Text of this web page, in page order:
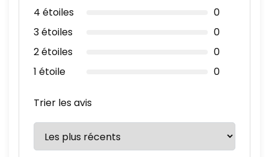
4 étoiles
0
3 étoiles
0
2 étoiles
0
1 étoile
0
Trier les avis